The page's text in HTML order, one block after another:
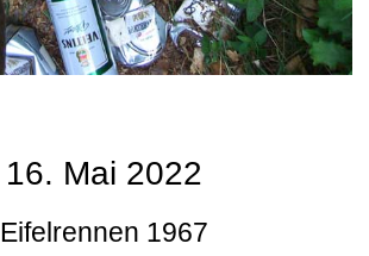
16. Mai 2022
Eifelrennen 1967